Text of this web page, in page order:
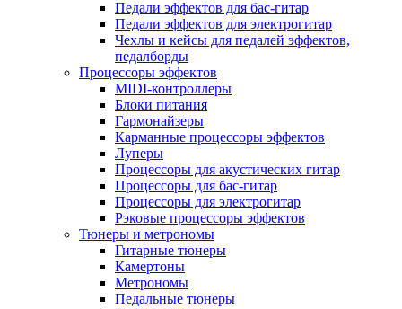
Педали эффектов для бас-гитар
Педали эффектов для электрогитар
Чехлы и кейсы для педалей эффектов,
педалборды
Процессоры эффектов
MIDI-контроллеры
Блоки питания
Гармонайзеры
Карманные процессоры эффектов
Луперы
Процессоры для акустических гитар
Процессоры для бас-гитар
Процессоры для электрогитар
Рэковые процессоры эффектов
Тюнеры и метрономы
Гитарные тюнеры
Камертоны
Метрономы
Педальные тюнеры